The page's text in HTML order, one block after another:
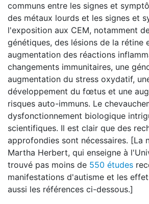
communs entre les signes et
des métaux lourds et les signes et
l'exposition aux CEM, notamment
génétiques, des lésions de la rétine
augmentation des réactions
changements immunitaires, une
augmentation du stress oxydatif,
développement du fœtus et une
risques auto-immuns. Le
dysfonctionnement biologique
scientifiques. Il est clair que des
approfondies sont nécessaires. [La
Martha Herbert, qui enseigne à
trouvé pas moins de 550 études
manifestations d'autisme et les
aussi les références ci-dessous.]